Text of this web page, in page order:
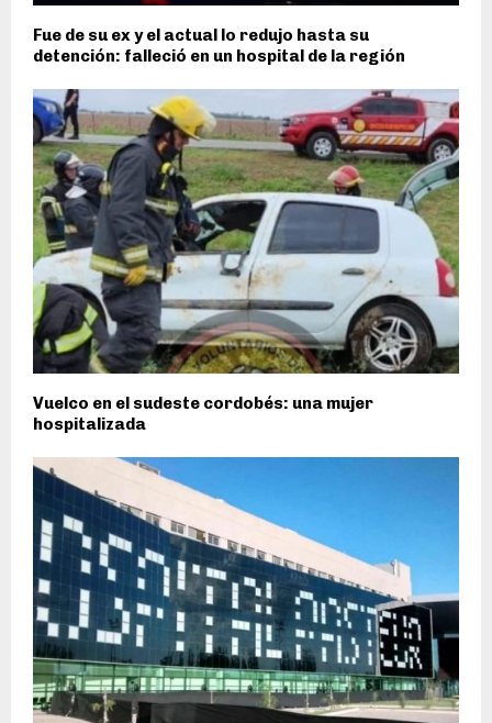
Fue de su ex y el actual lo redujo hasta su
detención: falleció en un hospital de la región
Vuelco en el sudeste cordobés: una mujer
hospitalizada